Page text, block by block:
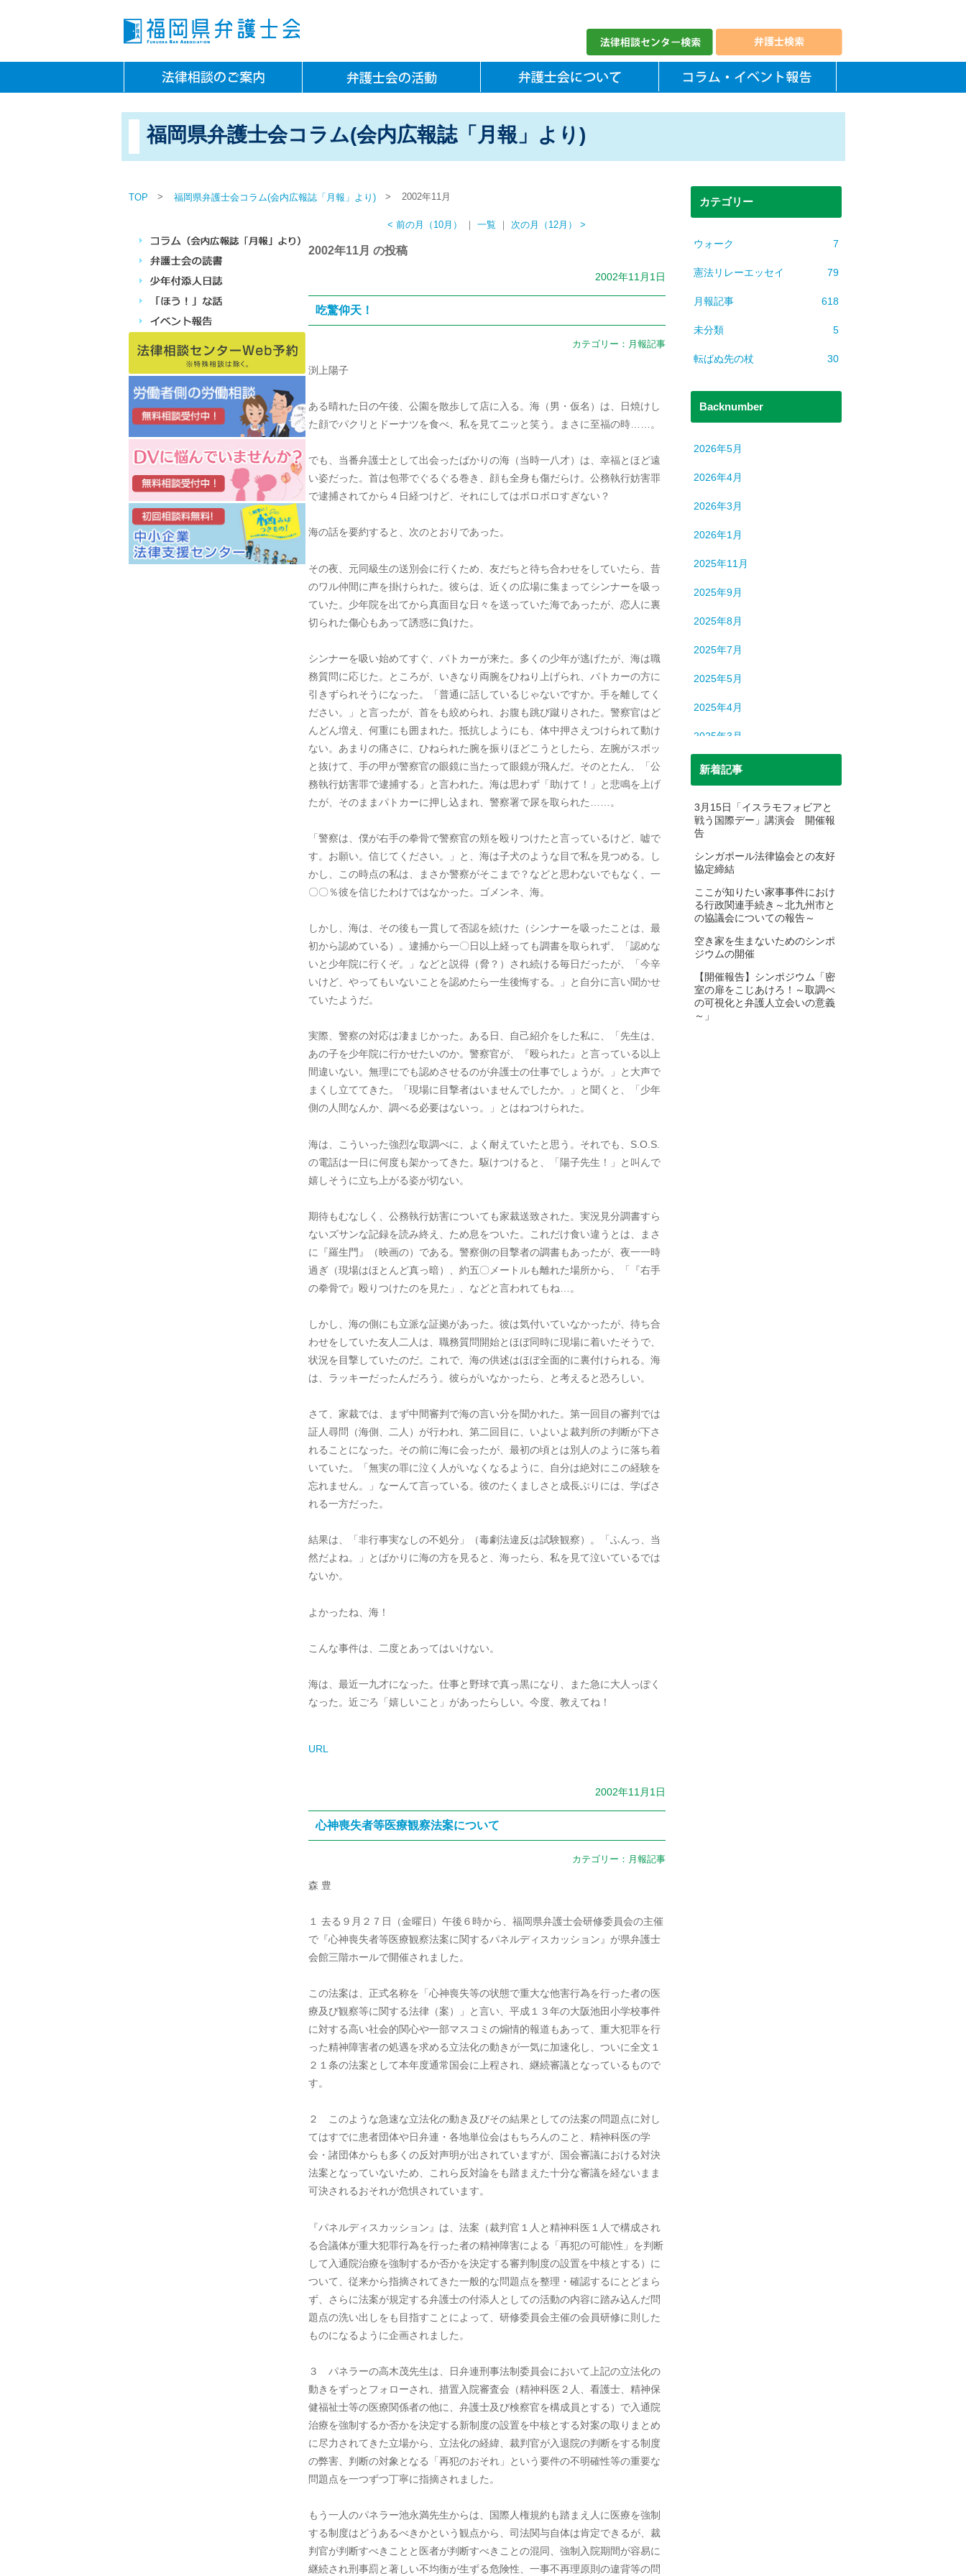
福岡県弁護士会コラム(会内広報誌「月報」より)
TOP > 福岡県弁護士会コラム(会内広報誌「月報」より)> 2002年11月
< 前の月（10月） 一覧 次の月（12月） >
2002年11月 の投稿
2002年11月1日
吃驚仰天！
カテゴリー： 月報記事
渕上陽子
ある晴れた日の午後、公園を散歩して店に入る。海（男・仮名）は、日焼けし
た顔でパクリとドーナツを食べ、私を見てニッと笑う。まさに至福の時……。
でも、当番弁護士として出会ったばかりの海（当時一八才）は、幸福とほど遠
い姿だった。首は包帯でぐるぐる巻き、顔も全身も傷だらけ。公務執行妨害罪
で逮捕されてから４日経つけど、それにしてはボロボロすぎない？
海の話を要約すると、次のとおりであった。
その夜、元同級生の送別会に行くため、友だちと待ち合わせをしていたら、昔
のワル仲間に声を掛けられた。彼らは、近くの広場に集まってシンナーを吸っ
ていた。少年院を出てから真面目な日々を送っていた海であったが、恋人に裏
切られた傷心もあって誘惑に負けた。
シンナーを吸い始めてすぐ、パトカーが来た。多くの少年が逃げたが、海は職
務質問に応じた。ところが、いきなり両腕をひねり上げられ、パトカーの方に
引きずられそうになった。「普通に話しているじゃないですか。手を離してく
ださい。」と言ったが、首をも絞められ、お腹も跳び蹴りされた。警察官はど
んどん増え、何重にも囲まれた。抵抗しようにも、体中押さえつけられて動け
ない。あまりの痛さに、ひねられた腕を振りほどこうとしたら、左腕がスポッ
と抜けて、手の甲が警察官の眼鏡に当たって眼鏡が飛んだ。そのとたん、「公
務執行妨害罪で逮捕する」と言われた。海は思わず「助けて！」と悲鳴を上げ
たが、そのままパトカーに押し込まれ、警察署で尿を取られた……。
「警察は、僕が右手の拳骨で警察官の頬を殴りつけたと言っているけど、嘘で
す。お願い。信じてください。」と、海は子犬のような目で私を見つめる。し
かし、この時点の私は、まさか警察がそこまで？などと思わないでもなく、一
〇〇％彼を信じたわけではなかった。ゴメンネ、海。
しかし、海は、その後も一貫して否認を続けた（シンナーを吸ったことは、最
初から認めている）。逮捕から一〇日以上経っても調書を取られず、「認めな
いと少年院に行くぞ。」などと説得（脅？）され続ける毎日だったが、「今辛
いけど、やってもいないことを認めたら一生後悔する。」と自分に言い聞かせ
ていたようだ。
実際、警察の対応は凄まじかった。ある日、自己紹介をした私に、「先生は、
あの子を少年院に行かせたいのか。警察官が、『殴られた』と言っている以上
間違いない。無理にでも認めさせるのが弁護士の仕事でしょうが。」と大声で
まくし立ててきた。「現場に目撃者はいませんでしたか。」と聞くと、「少年
側の人間なんか、調べる必要はないっ。」とはねつけられた。
海は、こういった強烈な取調べに、よく耐えていたと思う。それでも、S.O.S.
の電話は一日に何度も架かってきた。駆けつけると、「陽子先生！」と叫んで
嬉しそうに立ち上がる姿が切ない。
期待もむなしく、公務執行妨害についても家裁送致された。実況見分調書すら
ないズサンな記録を読み終え、ため息をついた。これだけ食い違うとは、まさ
に『羅生門』（映画の）である。警察側の目撃者の調書もあったが、夜一一時
過ぎ（現場はほとんど真っ暗）、約五〇メートルも離れた場所から、「『右手
の拳骨で』殴りつけたのを見た」、などと言われてもね…。
しかし、海の側にも立派な証拠があった。彼は気付いていなかったが、待ち合
わせをしていた友人二人は、職務質問開始とほぼ同時に現場に着いたそうで、
状況を目撃していたのだ。これで、海の供述はほぼ全面的に裏付けられる。海
は、ラッキーだったんだろう。彼らがいなかったら、と考えると恐ろしい。
さて、家裁では、まず中間審判で海の言い分を聞かれた。第一回目の審判では
証人尋問（海側、二人）が行われ、第二回目に、いよいよ裁判所の判断が下さ
れることになった。その前に海に会ったが、最初の頃とは別人のように落ち着
いていた。「無実の罪に泣く人がいなくなるように、自分は絶対にこの経験を
忘れません。」なーんて言っている。彼のたくましさと成長ぶりには、学ばさ
れる一方だった。
結果は、「非行事実なしの不処分」（毒劇法違反は試験観察）。「ふんっ、当
然だよね。」とばかりに海の方を見ると、海ったら、私を見て泣いているでは
ないか。
よかったね、海！
こんな事件は、二度とあってはいけない。
海は、最近一九才になった。仕事と野球で真っ黒になり、また急に大人っぽく
なった。近ごろ「嬉しいこと」があったらしい。今度、教えてね！
URL
2002年11月1日
心神喪失者等医療観察法案について
カテゴリー： 月報記事
森 豊
１ 去る９月２７日（金曜日）午後６時から、福岡県弁護士会研修委員会の主催
で『心神喪失者等医療観察法案に関するパネルディスカッション』が県弁護士
会館三階ホールで開催されました。
この法案は、正式名称を「心神喪失等の状態で重大な他害行為を行った者の医
療及び観察等に関する法律（案）」と言い、平成１３年の大阪池田小学校事件
に対する高い社会的関心や一部マスコミの煽情的報道もあって、重大犯罪を行
った精神障害者の処遇を求める立法化の動きが一気に加速化し、ついに全文１
２１条の法案として本年度通常国会に上程され、継続審議となっているもので
す。
２ このような急速な立法化の動き及びその結果としての法案の問題点に対し
てはすでに患者団体や日弁連・各地単位会はもちろんのこと、精神科医の学
会・諸団体からも多くの反対声明が出されていますが、国会審議における対決
法案となっていないため、これら反対論をも踏まえた十分な審議を経ないまま
可決されるおそれが危惧されています。
『パネルディスカッション』は、法案（裁判官１人と精神科医１人で構成され
る合議体が重大犯罪行為を行った者の精神障害による「再犯の可能\性」を判断
して入通院治療を強制するか否かを決定する審判制度の設置を中核とする）に
ついて、従来から指摘されてきた一般的な問題点を整理・確認するにとどまら
ず、さらに法案が規定する弁護士の付添人としての活動の内容に踏み込んだ問
題点の洗い出しをも目指すことによって、研修委員会主催の会員研修に則した
ものになるように企画されました。
３ パネラーの高木茂先生は、日弁連刑事法制委員会において上記の立法化の
動きをずっとフォローされ、措置入院審査会（精神科医２人、看護士、精神保
健福祉士等の医療関係者の他に、弁護士及び検察官を構成員とする）で入通院
治療を強制するか否かを決定する新制度の設置を中核とする対案の取りまとめ
に尽力されてきた立場から、立法化の経緯、裁判官が入退院の判断をする制度
の弊害、判断の対象となる「再犯のおそれ」という要件の不明確性等の重要な
問題点を一つずつ丁寧に指摘されました。
もう一人のパネラー池永満先生からは、国際人権規約も踏まえ人に医療を強制
する制度はどうあるべきかという観点から、司法関与自体は肯定できるが、裁
判官が判断すべきことと医者が判断すべきことの混同、強制入院期間が容易に
継続され刑事罰と著しい不均衡が生ずる危険性、一事不再理原則の違背等の問
カテゴリー
ウォーク 7
憲法リレーエッセイ 79
月報記事 618
未分類 5
転ばぬ先の杖 30
Backnumber
2026年5月
2026年4月
2026年3月
2026年1月
2025年11月
2025年9月
2025年8月
2025年7月
2025年5月
2025年4月
2025年3月
2025年2月
2024年12月
2024年11月
2024年9月
2024年8月
2024年6月
2024年5月
新着記事
3月15日「イスラモフォビアと
戦う国際デー」講演会 開催報
告
シンガポール法律協会との友好
協定締結
ここが知りたい家事事件におけ
る行政関連手続き～北九州市と
の協議会についての報告～
空き家を生まないためのシンポ
ジウムの開催
【開催報告】シンポジウム「密
室の扉をこじあけろ！～取調べ
の可視化と弁護人立会いの意義
～」